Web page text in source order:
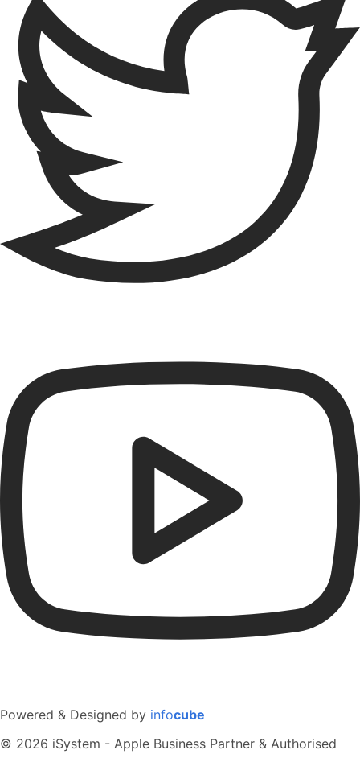
Powered & Designed by infocube
© 2026 iSystem - Apple Business Partner & Authorised